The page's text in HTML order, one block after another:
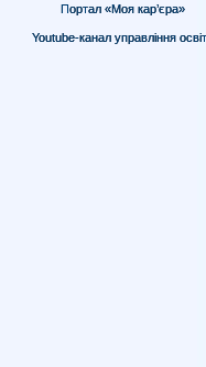
Портал «Моя кар’єра»
Youtube-канал управління